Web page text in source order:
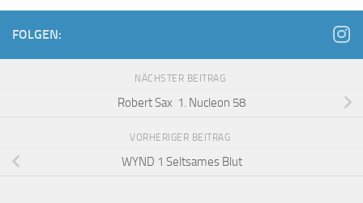
FOLGEN:
NÄCHSTER BEITRAG
Robert Sax 1. Nucleon 58
VORHERIGER BEITRAG
WYND 1 Seltsames Blut